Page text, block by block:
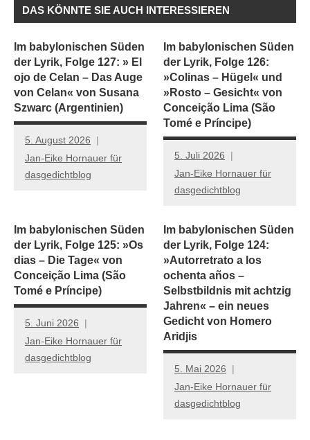
DAS KÖNNTE SIE AUCH INTERESSIEREN
Im babylonischen Süden
der Lyrik, Folge 127: » El
ojo de Celan – Das Auge
von Celan« von Susana
Szwarc (Argentinien)
5. August 2026
Jan-Eike Hornauer für
dasgedichtblog
Im babylonischen Süden
der Lyrik, Folge 126:
»Colinas – Hügel« und
»Rosto – Gesicht« von
Conceição Lima (São
Tomé e Príncipe)
5. Juli 2026
Jan-Eike Hornauer für
dasgedichtblog
Im babylonischen Süden
der Lyrik, Folge 125: »Os
dias – Die Tage« von
Conceição Lima (São
Tomé e Príncipe)
5. Juni 2026
Jan-Eike Hornauer für
dasgedichtblog
Im babylonischen Süden
der Lyrik, Folge 124:
»Autorretrato a los
ochenta años –
Selbstbildnis mit achtzig
Jahren« – ein neues
Gedicht von Homero
Aridjis
5. Mai 2026
Jan-Eike Hornauer für
dasgedichtblog